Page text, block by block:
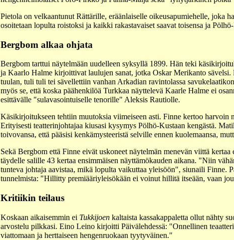
Pietola on velkaantunut Rättärille, eräänlaiselle oikeusapumiehelle, joka
osoitetaan lopulta roistoksi ja kaikki rakastavaiset saavat toisensa ja
Bergbom alkaa ohjata
Bergbom tarttui näytelmään uudelleen syksyllä 1899. Hän teki
ja Kaarlo Halme kirjoittivat laulujen sanat, jotka Oskar Merikanto
tuulan, tuli tuli tei sävellettiin vanhan Arkadian ravintolassa
myös se, että koska päähenkilöä Turkkaa näyttelevä Kaarle Halme ei
esittävälle "sulavasointuiselle tenorille" Aleksis Rautiolle.
Käsikirjoitukseen tehtiin muutoksia viimeiseen asti. Finne kertoo harvoin
Erityisesti teatterinjohtajaa kiusasi kysymys Pölhö-Kustaan kengästä.
toivovansa, että pääsisi kenkämysteeristä selville ennen kuolemaansa,
Sekä Bergbom että Finne eivät uskoneet näytelmän menevän viittä
täydelle salille 43 kertaa ensimmäisen näyttämökauden aikana. "Niin
tunteva johtaja aavistaa, mikä lopulta vaikuttaa yleisöön", siunaili
tunnelmista: "Hillitty premiääriyleisökään ei voinut hillitä itseään, vaan
Kritiikin teilaus
Koskaan aikaisemmin ei Tukkijoenkaltaista kassakappaletta ollut nähty
arvostelu pilkkasi. Eino Leino kirjoitti Päivälehdessä: "Onnellinen
viattomaan ja herttaiseen hengenruokaan tyytyväinen."